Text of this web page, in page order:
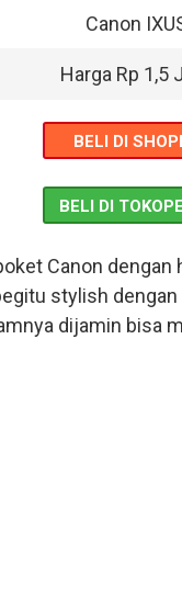
Harga Rp 1,5
BELI DI
BELI DI
Canon
stylish
dijamin bisa